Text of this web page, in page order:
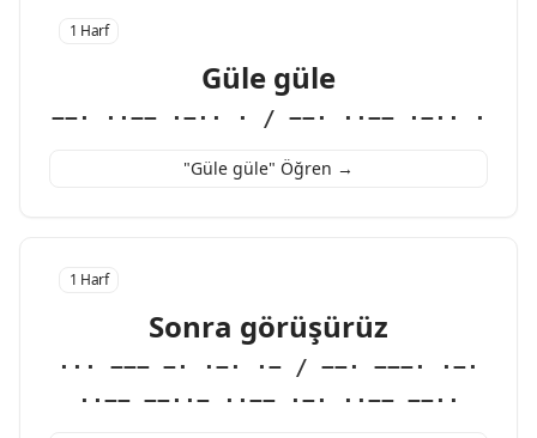
1 Harf
Güle güle
−−· ··−− ·−·· · / −−· ··−− ·−·· ·
"Güle güle" Öğren →
1 Harf
Sonra görüşürüz
··· −−− −· ·−· ·− / −−· −−−· ·−·
··−− −−··− ··−− ·−· ··−− −−··